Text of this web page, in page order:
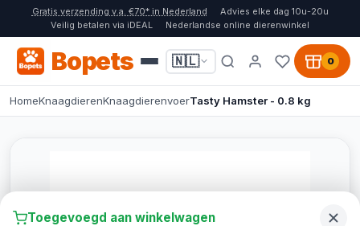
Gratis verzending v.a. €70* in Nederland
Advies elke dag 10u-20u
Veilig betalen via iDEAL
Nederlandse online dierenwinkel
Bopets 🇳🇱 0
HomeKnaagdierenKnaagdierenvoerTasty Hamster - 0.8 kg
Toegevoegd aan winkelwagen